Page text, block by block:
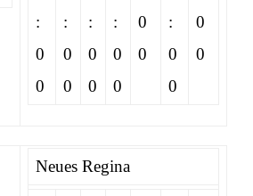
:
0
0
:
0
0
:
0
0
:
0
0
0
0
:
0
0
0
0
Neues Regina